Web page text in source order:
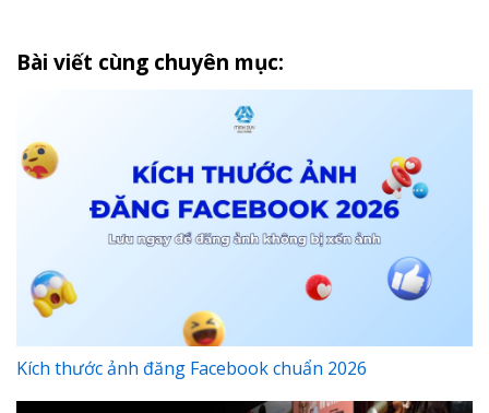
Bài viết cùng chuyên mục:
Kích thước ảnh đăng Facebook chuẩn 2026